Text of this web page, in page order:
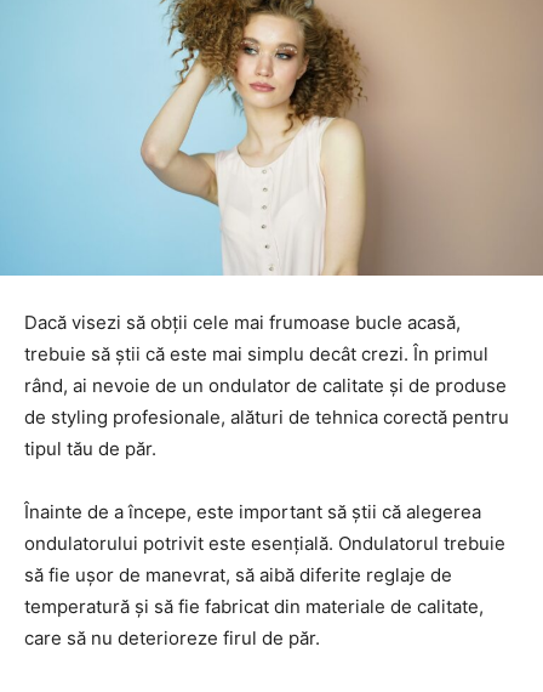
Dacă visezi să obții cele mai frumoase bucle acasă,
trebuie să știi că este mai simplu decât crezi. În primul
rând, ai nevoie de un ondulator de calitate și de produse
de styling profesionale, alături de tehnica corectă pentru
tipul tău de păr.
Înainte de a începe, este important să știi că alegerea
ondulatorului potrivit este esențială. Ondulatorul trebuie
să fie ușor de manevrat, să aibă diferite reglaje de
temperatură și să fie fabricat din materiale de calitate,
care să nu deterioreze firul de păr.